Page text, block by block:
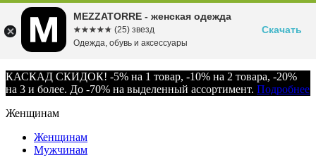
КАСКАД СКИДОК! -5% на 1 товар, -10% на 2 товара, -20%
на 3 и более. До -70% на выделенный ассортимент. Подробнее
Женщинам
Женщинам
Мужчинам
MEZZATORRE - женская одежда
☆☆☆☆☆
★★★★★ (25) звезд
Одежда, обувь и аксессуары
Скачать